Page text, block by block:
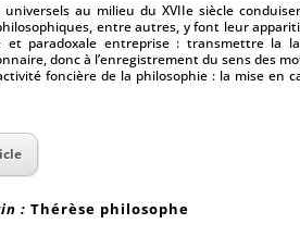
au milieu du XVIIe siècle
entre autres, y font leur
et paradoxale entreprise : transmettre la
donc à l’enregistrement du sens des
foncière de la philosophie : la mise en
:Thérèse philosophe